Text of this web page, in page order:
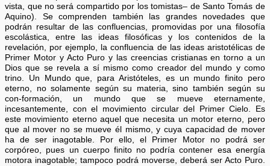
vista, que no será compartido por los tomistas– de Santo Tomás de
Aquino). Se comprenden también las grandes novedades que
podrán resultar de las confluencias, promovidas por una filosofía
escolástica, entre las ideas filosóficas y los contenidos de la
revelación, por ejemplo, la confluencia de las ideas aristotélicas de
Primer Motor y Acto Puro y las creencias cristianas en torno a un
Dios que se revela a sí mismo como creador del mundo y como
trino. Un Mundo que, para Aristóteles, es un mundo finito pero
eterno, no solamente según su materia, sino también según su
con-formación, un mundo que se mueve eternamente,
incesantemente, con el movimiento circular del Primer Cielo. Es
este movimiento eterno aquel que necesita un motor eterno, pero
que al mover no se mueve él mismo, y cuya capacidad de mover
ha de ser inagotable. Por ello, el Primer Motor no podrá ser
corpóreo, pues un cuerpo finito no podría contener esa energía
motora inagotable; tampoco podrá moverse, deberá ser Acto Puro.